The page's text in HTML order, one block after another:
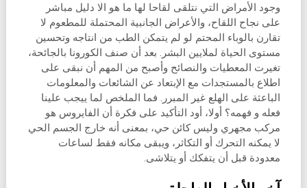
وجود الأمراض التي نتلقى لقاحا لها ما هو الا دليل مباشر
على نجاح اللقاح، والأعراض الجانبية المحتملة للمطعوم لا
تقارن بالوباء المحتم لو لم يتمكن الطب من انتاجه وتحسين
مستوى الحياة لملايين البشر. بعد أن صنف الكورونا بالجائحة،
تغيرت المعطيات والنصائح وأصبح من المهم أن نبقى على
اطلاع بالمستجدات مع الإبتعاد عن الشائعات والمعلومات
الباعثة على الهلع غير المبرر. فما الملخص لما ييجب علينا
فعله و فهمه؟ أولا، أود التأكيد على فكرة أن الفايروس هو
مركب مجهري وليس كائن حي، بمعنى أنه خارج الجسم الحي
لا يمكنه التحرك أو التكاثر، ويبقى مكانه فقط لساعات
معدودة قبل أن يتفكك أو يتلاشى.